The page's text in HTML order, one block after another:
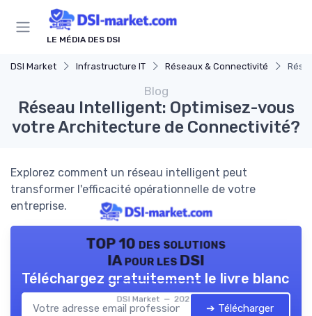
LE MÉDIA DES DSI
DSI Market Infrastructure IT Réseaux & Connectivité
Blog
Réseau Intelligent: Optimisez-vous
votre Architecture de Connectivité?
Explorez comment un réseau intelligent peut
transformer l'efficacité opérationnelle de votre
entreprise.
TOP 10 des solutions
IA pour les DSI
DSI Market — 2026
Téléchargez gratuitement le livre blanc
➔ Télécharger
Panneau de gestion des cookies